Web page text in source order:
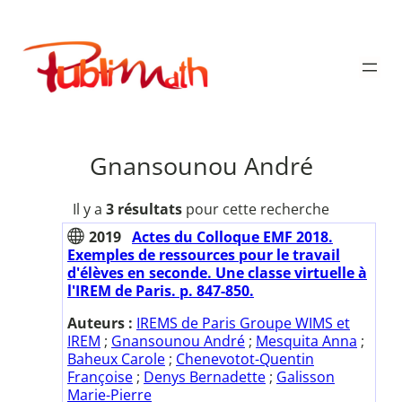
contenu
Publimath
Gnansounou André
Il y a 3 résultats pour cette recherche
2019 Actes du Colloque EMF 2018.
Exemples de ressources pour le travail
d'élèves en seconde. Une classe virtuelle à
l'IREM de Paris. p. 847-850.
Auteurs : IREMS de Paris Groupe WIMS et
IREM ; Gnansounou André ; Mesquita Anna ;
Baheux Carole ; Chenevotot-Quentin
Françoise ; Denys Bernadette ; Galisson
Marie-Pierre